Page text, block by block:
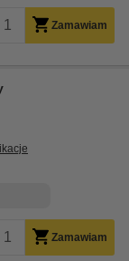
Zamawiam
Zamawiam